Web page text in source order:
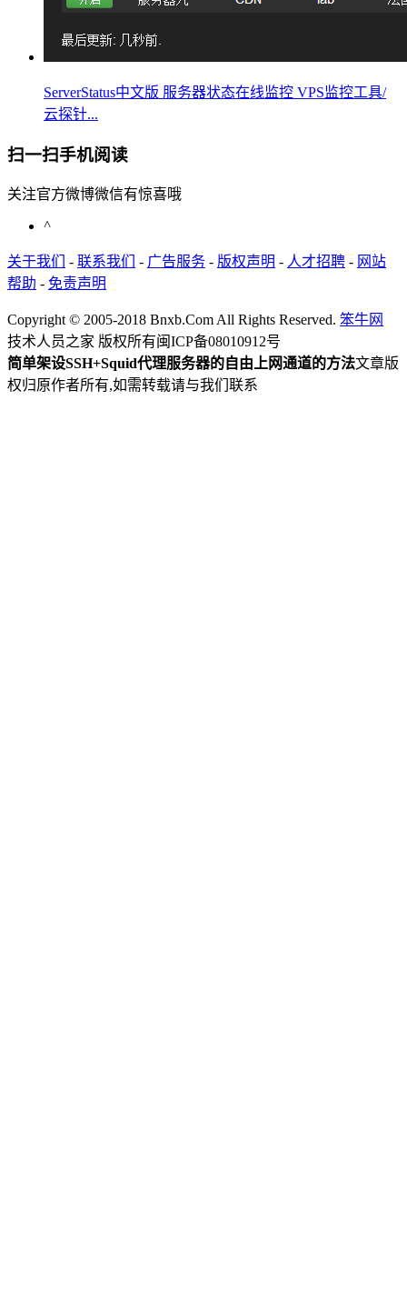
ServerStatus中文版 服务器状态在线监控 VPS监控工具/
云探针...
扫一扫手机阅读
关注官方微博微信有惊喜哦
^
关于我们 - 联系我们 - 广告服务 - 版权声明 - 人才招聘 - 网站
帮助 - 免责声明
Copyright © 2005-2018 Bnxb.Com All Rights Reserved. 笨牛网
技术人员之家 版权所有闽ICP备08010912号
简单架设SSH+Squid代理服务器的自由上网通道的方法文章版
权归原作者所有,如需转载请与我们联系